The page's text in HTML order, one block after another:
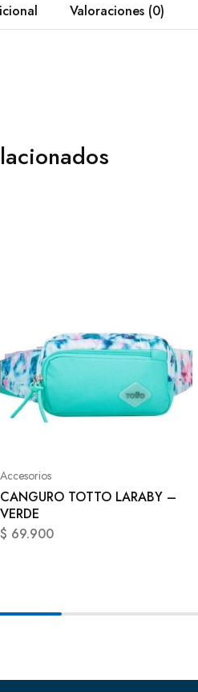
Valoraciones (0)
Accesorios
CANGURO TOTTO LARABY –
VERDE
$ 69.900